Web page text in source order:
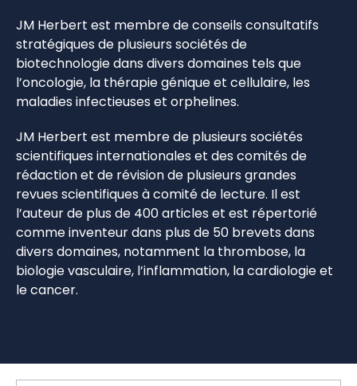
JM Herbert est membre de conseils consultatifs
stratégiques de plusieurs sociétés de
biotechnologie dans divers domaines tels que
l’oncologie, la thérapie génique et cellulaire, les
maladies infectieuses et orphelines.
JM Herbert est membre de plusieurs sociétés
scientifiques internationales et des comités de
rédaction et de révision de plusieurs grandes
revues scientifiques à comité de lecture. Il est
l’auteur de plus de 400 articles et est répertorié
comme inventeur dans plus de 50 brevets dans
divers domaines, notamment la thrombose, la
biologie vasculaire, l’inflammation, la cardiologie et
le cancer.